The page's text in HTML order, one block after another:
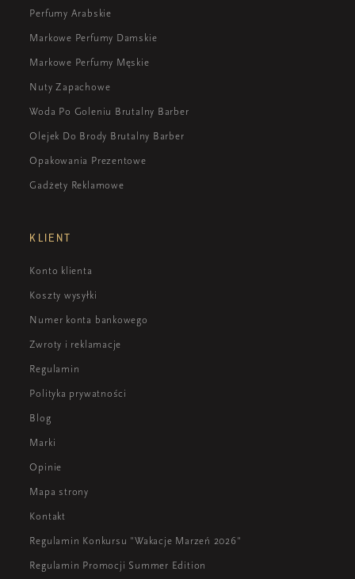
Perfumy Arabskie
Markowe Perfumy Damskie
Markowe Perfumy Męskie
Nuty Zapachowe
Woda Po Goleniu Brutalny Barber
Olejek Do Brody Brutalny Barber
Opakowania Prezentowe
Gadżety Reklamowe
KLIENT
Konto klienta
Koszty wysyłki
Numer konta bankowego
Zwroty i reklamacje
Regulamin
Polityka prywatności
Blog
Marki
Opinie
Mapa strony
Kontakt
Regulamin Konkursu "Wakacje Marzeń 2026"
Regulamin Promocji Summer Edition